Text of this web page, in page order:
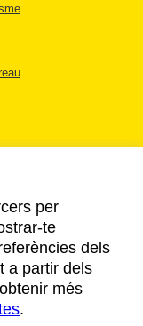
per
te
dels
a partir dels
més
.